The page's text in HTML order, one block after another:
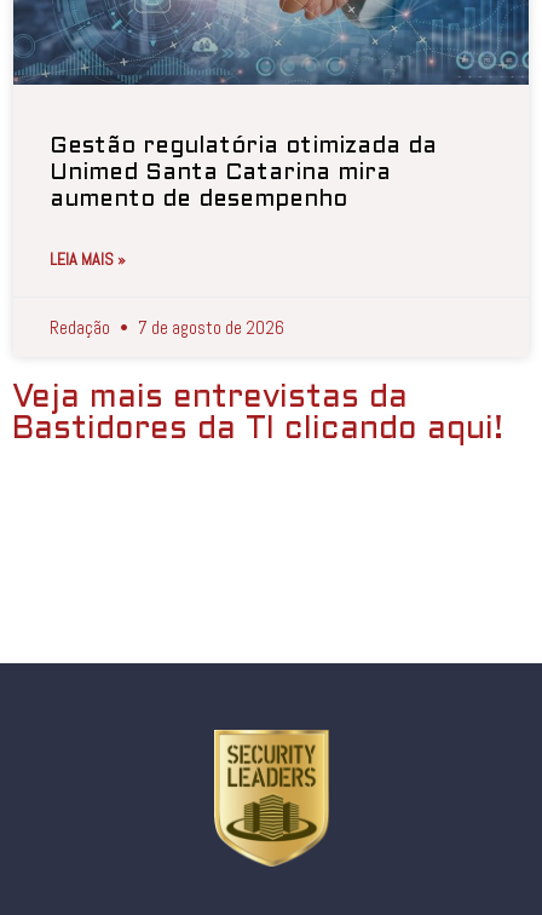
Gestão regulatória otimizada da
Unimed Santa Catarina mira
aumento de desempenho
LEIA MAIS »
Redação 7 de agosto de 2026
Veja mais entrevistas da
Bastidores da TI clicando aqui!